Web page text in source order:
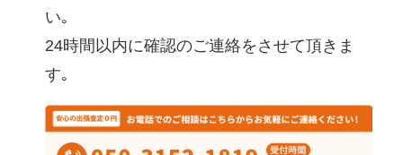
い｡
24時間以内に確認のご連絡をさせて頂きま
す｡